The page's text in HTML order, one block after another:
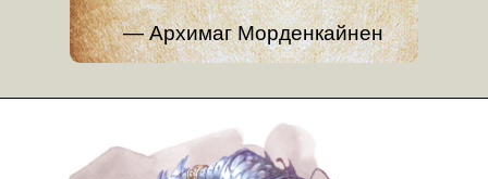
Архимаг Морденкайнен